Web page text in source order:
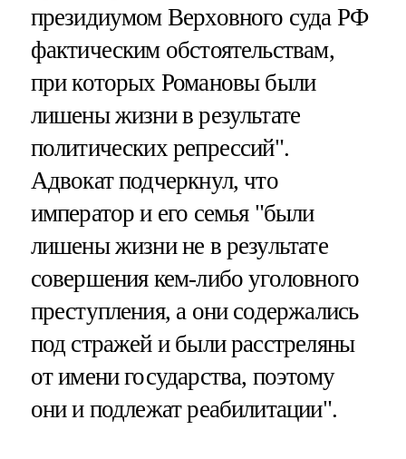
президиумом Верховного суда РФ
фактическим обстоятельствам,
при которых Романовы были
лишены жизни в результате
политических репрессий".
Адвокат подчеркнул, что
император и его семья "были
лишены жизни не в результате
совершения кем-либо уголовного
преступления, а они содержались
под стражей и были расстреляны
от имени государства, поэтому
они и подлежат реабилитации".